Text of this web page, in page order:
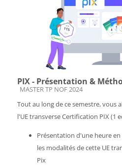
PIX - Présentation &
Catégorie de cours
MASTER TP NOF 2024
Tout au long de ce semestre, vous
l'UE transverse Certification PIX (1
Présentation d'une heure
les modalités de cette UE
Pix